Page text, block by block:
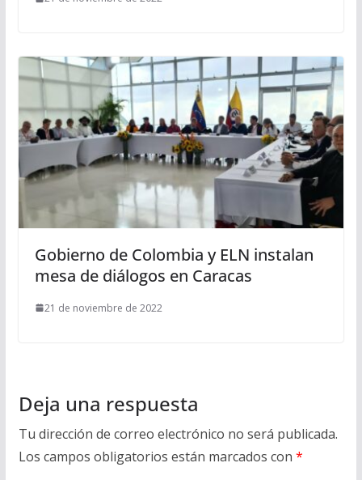
Gobierno de Colombia y ELN instalan
mesa de diálogos en Caracas
21 de noviembre de 2022
Deja una respuesta
Tu dirección de correo electrónico no será publicada.
Los campos obligatorios están marcados con *